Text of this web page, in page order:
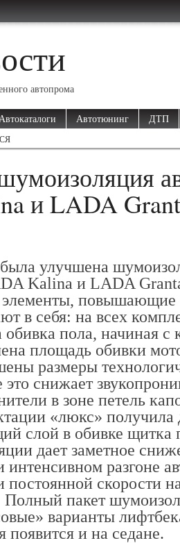
автопрома
Автотюнинг ДТП
и LADA
улучшена
Kalina и LADA
повышающие
в себя: на всех
пола, начиная с
площадь обивки
размеры
снижает
в зоне петель
«люкс»
слой в обивке
дает заметное
интенсивном разгоне
постоянной скорости
Полный пакет
варианты
появится и на седане.